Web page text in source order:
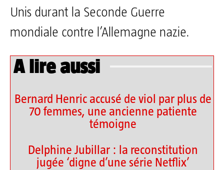
Unis durant la Seconde Guerre
mondiale contre l’Allemagne nazie.
A lire aussi
Bernard Henric accusé de viol par plus de
70 femmes, une ancienne patiente
témoigne
Delphine Jubillar : la reconstitution
jugée ‘digne d’une série Netflix’